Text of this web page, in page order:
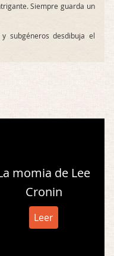
Siempre guarda un
subgéneros desdibuja el
momia de Lee
Cronin
Leer